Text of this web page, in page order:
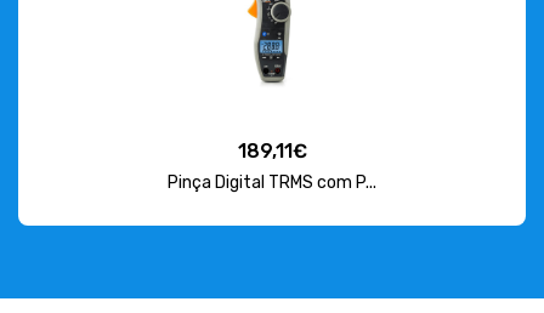
189,11€
Pinça Digital TRMS com P...